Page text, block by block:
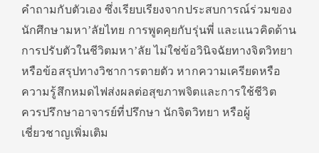
คำถามกับตัวเอง ซึ่งเรียบเรียงจากประสบการณ์ร่วมของ
นักศึกษามหา’ลัยไทย การพูดคุยกับรุ่นพี่ และแนวคิดด้าน
การปรับตัวในชีวิตมหา’ลัย ไม่ใช่ข้อวินิจฉัยทางจิตวิทยา
หรือข้อสรุปทางวิชาการตายตัว หากความเครียดหรือ
ความรู้สึกหมดไฟส่งผลต่อสุขภาพจิตและการใช้ชีวิต
ควรปรึกษาอาจารย์ที่ปรึกษา นักจิตวิทยา หรือผู้
เชี่ยวชาญเพิ่มเติม